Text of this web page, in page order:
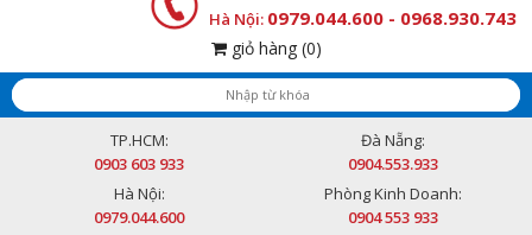
Hà Nội: 0979.044.600 - 0968.930.743
giỏ hàng (0)
TP.HCM:
0903 603 933
Đà Nẵng:
0904.553.933
Hà Nội:
0979.044.600
Phòng Kinh Doanh:
0904 553 933